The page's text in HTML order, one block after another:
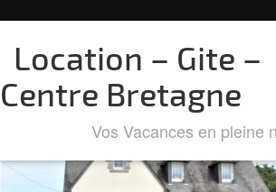
Location – Gite –
Centre Bretagne
Vos Vacances en pleine